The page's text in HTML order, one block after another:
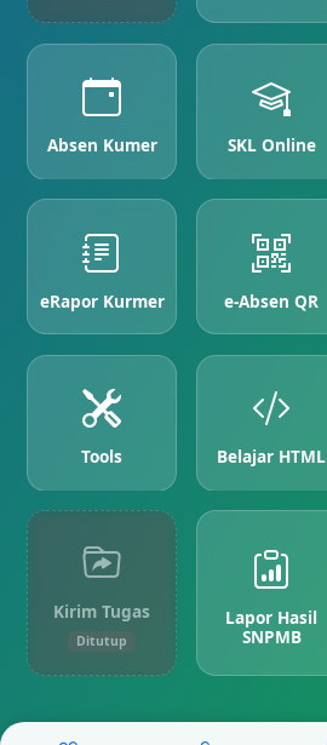
Absen Kumer SKL Online
eRapor Kurmer e-Absen QR
Tools Belajar HTML
Kirim Tugas
Ditutup
Lapor Hasil
SNPMB